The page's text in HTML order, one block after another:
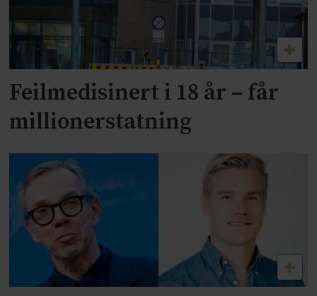
Feilmedisinert i 18 år – får
millionerstatning